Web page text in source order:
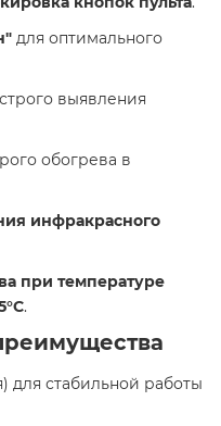
для оптимального
выявления
обогрева в
инфракрасного
при температуре
.
для стабильной работы